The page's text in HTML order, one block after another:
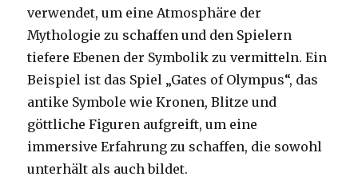
verwendet, um eine Atmosphäre der
Mythologie zu schaffen und den Spielern
tiefere Ebenen der Symbolik zu vermitteln. Ein
Beispiel ist das Spiel „Gates of Olympus“, das
antike Symbole wie Kronen, Blitze und
göttliche Figuren aufgreift, um eine
immersive Erfahrung zu schaffen, die sowohl
unterhält als auch bildet.